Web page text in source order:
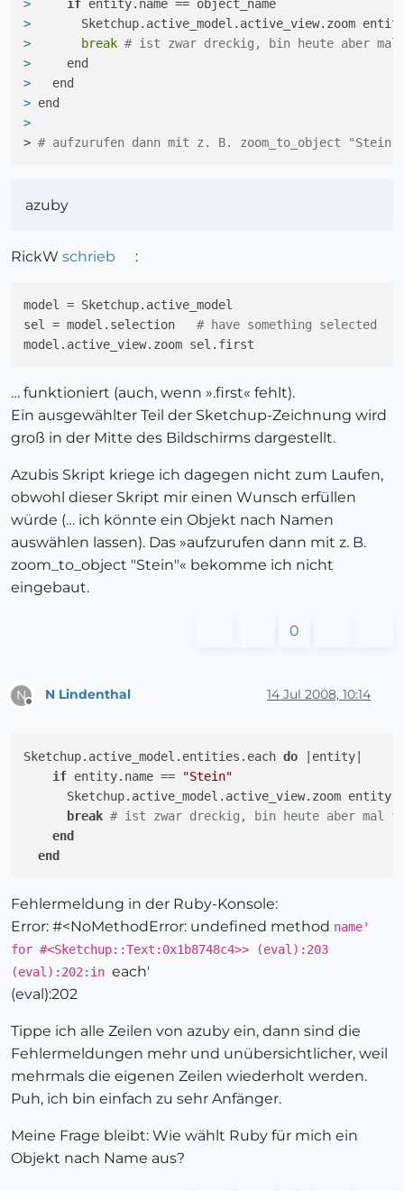
> if entity.name == object_name
>
Sketchup.active_model.active_view.zoom
>
break # ist zwar dreckig, bin heute aber
>
    end
>
  end
> end
>
> # aufzurufen dann mit z. B. zoom_to_object "Stein"
azuby
RickW schrieb :
model = Sketchup.active_model
sel = model.selection # have something selected
… funktioniert (auch, wenn ».first« fehlt).
Ein ausgewählter Teil der Sketchup-Zeichnung wird
groß in der Mitte des Bildschirms dargestellt.
Azubis Skript kriege ich dagegen nicht zum Laufen,
obwohl dieser Skript mir einen Wunsch erfüllen
würde (… ich könnte ein Objekt nach Namen
auswählen lassen). Das »aufzurufen dann mit z. B.
zoom_to_object "Stein"« bekomme ich nicht
eingebaut.
0
N N Lindenthal 14 Jul 2008, 10:14
Sketchup.active_model.entities.each do
|entity|
if entity.name ==
"Stein"
      Sketchup.active_model.active_view.zoom entity
break # ist zwar dreckig, bin heute aber mal
end
end
Fehlermeldung in der Ruby-Konsole:
Error: #<NoMethodError: undefined method name'
for #<Sketchup::Text:0x1b8748c4>> (eval):203
(eval):202:in each'
(eval):202
Tippe ich alle Zeilen von azuby ein, dann sind die
Fehlermeldungen mehr und unübersichtlicher, weil
mehrmals die eigenen Zeilen wiederholt werden.
Puh, ich bin einfach zu sehr Anfänger.
Meine Frage bleibt: Wie wählt Ruby für mich ein
Objekt nach Name aus?